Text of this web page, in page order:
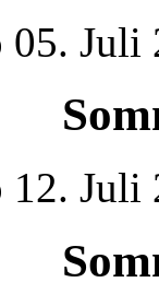
05. Juli
12. Juli